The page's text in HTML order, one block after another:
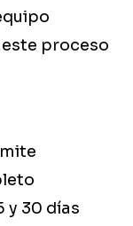
proceso
y 30 días